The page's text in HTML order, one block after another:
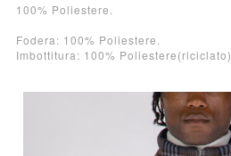
100% Poliestere.
Fodera: 100% Poliestere.
Imbottitura: 100% Poliestere(riciclato).